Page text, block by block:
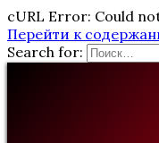
cURL Error: Could
Перейти к
Search for: